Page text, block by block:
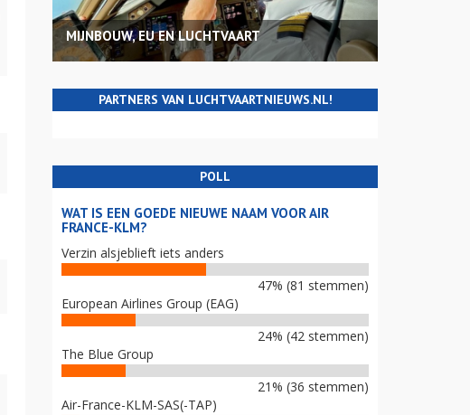
MIJNBOUW, EU EN LUCHTVAART
PARTNERS VAN LUCHTVAARTNIEUWS.NL!
POLL
WAT IS EEN GOEDE NIEUWE NAAM VOOR AIR
FRANCE-KLM?
Verzin alsjeblieft iets anders
47% (81 stemmen)
European Airlines Group (EAG)
24% (42 stemmen)
The Blue Group
21% (36 stemmen)
Air-France-KLM-SAS(-TAP)